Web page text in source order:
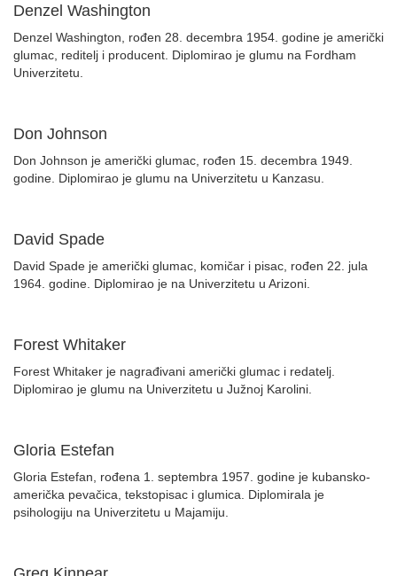
Denzel Washington
Denzel Washington, rođen 28. decembra 1954. godine je američki
glumac, reditelj i producent. Diplomirao je glumu na Fordham
Univerzitetu.
Don Johnson
Don Johnson je američki glumac, rođen 15. decembra 1949.
godine. Diplomirao je glumu na Univerzitetu u Kanzasu.
David Spade
David Spade je američki glumac, komičar i pisac, rođen 22. jula
1964. godine. Diplomirao je na Univerzitetu u Arizoni.
Forest Whitaker
Forest Whitaker je nagrađivani američki glumac i redatelj.
Diplomirao je glumu na Univerzitetu u Južnoj Karolini.
Gloria Estefan
Gloria Estefan, rođena 1. septembra 1957. godine je kubansko-
američka pevačica, tekstopisac i glumica. Diplomirala je
psihologiju na Univerzitetu u Majamiju.